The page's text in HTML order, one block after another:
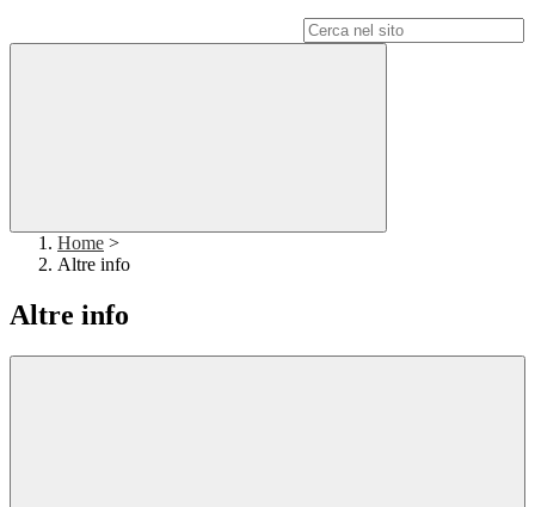
Home >
Altre info
Altre info